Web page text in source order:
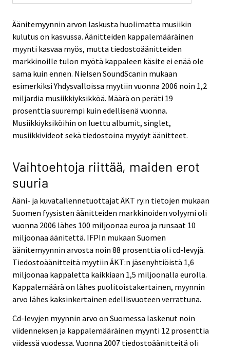
Äänitemyynnin arvon laskusta huolimatta musiikin
kulutus on kasvussa. Äänitteiden kappalemääräinen
myynti kasvaa myös, mutta tiedostoäänitteiden
markkinoille tulon myötä kappaleen käsite ei enää ole
sama kuin ennen. Nielsen SoundScanin mukaan
esimerkiksi Yhdysvalloissa myytiin vuonna 2006 noin 1,2
miljardia musiikkiyksikköä. Määrä on peräti 19
prosenttia suurempi kuin edellisenä vuonna.
Musiikkiyksiköihin on luettu albumit, singlet,
musiikkivideot sekä tiedostoina myydyt äänitteet.
Vaihtoehtoja riittää, maiden erot
suuria
Ääni- ja kuvatallennetuottajat ÄKT ry:n tietojen mukaan
Suomen fyysisten äänitteiden markkinoiden volyymi oli
vuonna 2006 lähes 100 miljoonaa euroa ja runsaat 10
miljoonaa äänitettä. IFPIn mukaan Suomen
äänitemyynnin arvosta noin 88 prosenttia oli cd-levyjä.
Tiedostoäänitteitä myytiin ÄKT:n jäsenyhtiöistä 1,6
miljoonaa kappaletta kaikkiaan 1,5 miljoonalla eurolla.
Kappalemäärä on lähes puolitoistakertainen, myynnin
arvo lähes kaksinkertainen edellisvuoteen verrattuna.
Cd-levyjen myynnin arvo on Suomessa laskenut noin
viidenneksen ja kappalemääräinen myynti 12 prosenttia
viidessä vuodessa. Vuonna 2007 tiedostoäänitteitä oli